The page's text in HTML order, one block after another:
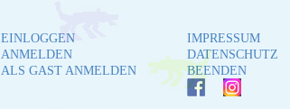
EINLOGGEN
ANMELDEN
ALS GAST ANMELDEN
IMPRESSUM
DATENSCHUTZ
BEENDEN